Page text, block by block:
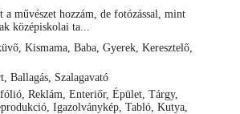
művészet hozzám, de fotózással, mint
középiskolai ta...
Kismama, Baba, Gyerek, Keresztelő,
Ballagás, Szalagavató
Reklám, Enteriőr, Épület, Tárgy,
Igazolványkép, Tabló, Kutya,